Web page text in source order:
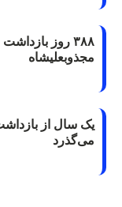
۳۸۸ روز
مجذوبعلیشاه
یک سال از
می‌گذرد